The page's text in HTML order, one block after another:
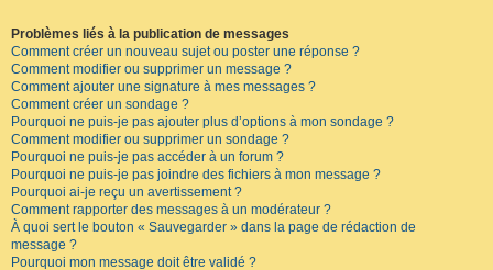
Problèmes liés à la publication de messages
Comment créer un nouveau sujet ou poster une réponse ?
Comment modifier ou supprimer un message ?
Comment ajouter une signature à mes messages ?
Comment créer un sondage ?
Pourquoi ne puis-je pas ajouter plus d’options à mon sondage ?
Comment modifier ou supprimer un sondage ?
Pourquoi ne puis-je pas accéder à un forum ?
Pourquoi ne puis-je pas joindre des fichiers à mon message ?
Pourquoi ai-je reçu un avertissement ?
Comment rapporter des messages à un modérateur ?
À quoi sert le bouton « Sauvegarder » dans la page de rédaction de
message ?
Pourquoi mon message doit être validé ?